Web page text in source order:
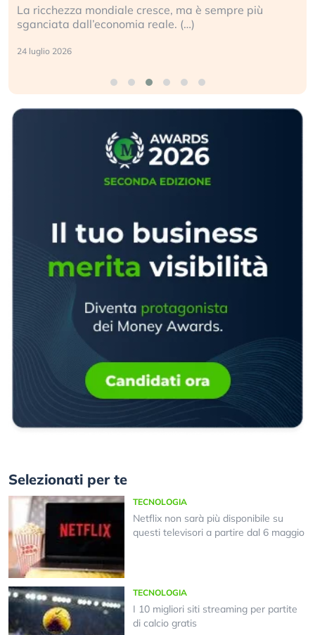
La ricchezza mondiale cresce, ma è sempre più
sganciata dall’economia reale. (…)
24 luglio 2026
Selezionati per te
TECNOLOGIA
Netflix non sarà più disponibile su
questi televisori a partire dal 6 maggio
TECNOLOGIA
I 10 migliori siti streaming per partite
di calcio gratis